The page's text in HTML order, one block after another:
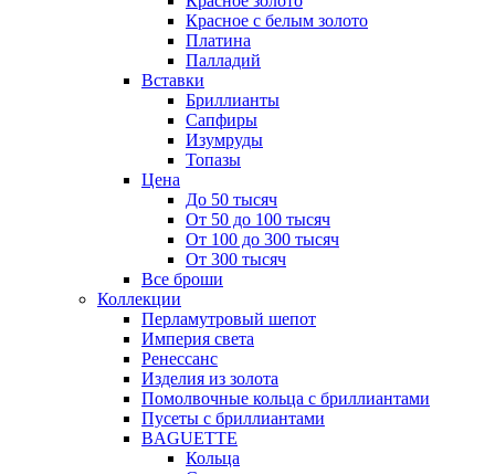
Красное с белым золото
Платина
Палладий
Вставки
Бриллианты
Сапфиры
Изумруды
Топазы
Цена
До 50 тысяч
От 50 до 100 тысяч
От 100 до 300 тысяч
От 300 тысяч
Все броши
Коллекции
Перламутровый шепот
Империя света
Ренессанс
Изделия из золота
Помолвочные кольца с бриллиантами
Пусеты с бриллиантами
BAGUETTE
Кольца